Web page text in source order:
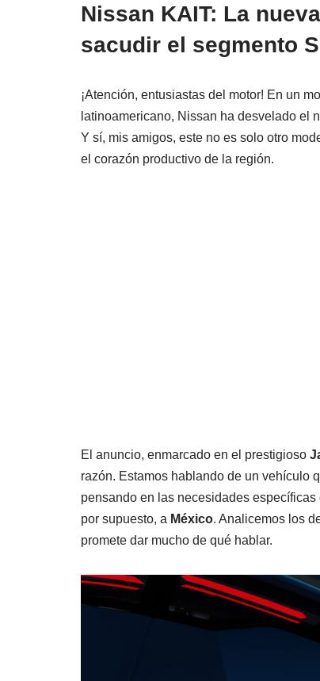
Nissan KAIT: La
sacudir el segmento
¡Atención, entusiastas del motor! En un
latinoamericano, Nissan ha desvelado el
Y sí, mis amigos, este no es solo otro
el corazón productivo de la región.
El anuncio, enmarcado en el prestigioso
razón. Estamos hablando de un vehículo
pensando en las necesidades
por supuesto, a México. Analicemos los
promete dar mucho de qué hablar.